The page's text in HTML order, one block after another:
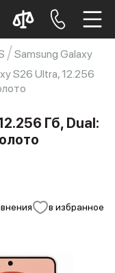
s23 ultra
Samsung Galaxy
S26 Ultra, 12.256
в избранное
Гб, Dual: